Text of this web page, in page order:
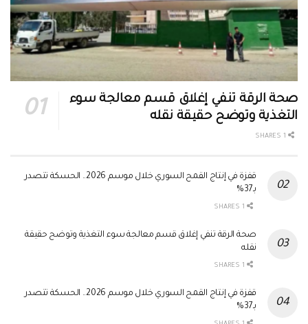
صحة الرقة تنفي إغلاق قسم معالجة سوء
التغذية وتوضح حقيقة نقله
قفزة في إنتاج القمح السوري خلال موسم 2026.. الحسكة تتصدر
بـ37%
صحة الرقة تنفي إغلاق قسم معالجة سوء التغذية وتوضح حقيقة
نقله
قفزة في إنتاج القمح السوري خلال موسم 2026.. الحسكة تتصدر
بـ37%